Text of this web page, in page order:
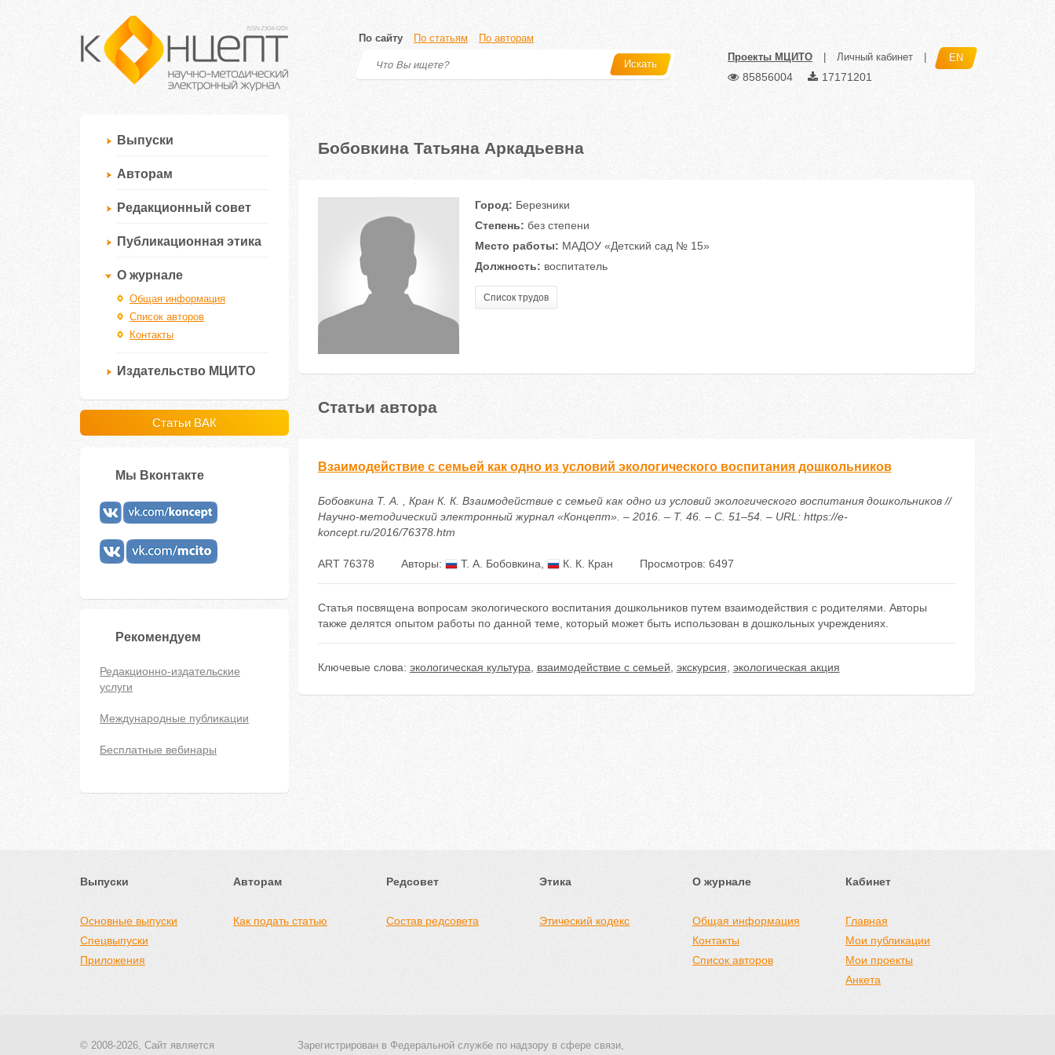
По сайту По статьям По авторам
Искать
Проекты МЦИТО Личный кабинет EN
85856004 17171201
Выпуски
Авторам
Редакционный совет
Публикационная этика
О журнале
Общая информация
Список авторов
Контакты
Издательство МЦИТО
Статьи ВАК
Мы Вконтакте
Рекомендуем
Редакционно-издательские
услуги
Международные публикации
Бесплатные вебинары
Бобовкина Татьяна Аркадьевна
Город: Березники
Степень: без степени
Место работы: МАДОУ «Детский сад № 15»
Должность: воспитатель
Список трудов
Статьи автора
Взаимодействие с семьей как одно из условий экологического воспитания дошкольников
Бобовкина Т. А. , Кран К. К. Взаимодействие с семьей как одно из условий экологического воспитания дошкольников //
Научно-методический электронный журнал «Концепт». – 2016. – Т. 46. – С. 51–54. – URL: https://e-
koncept.ru/2016/76378.htm
ART 76378 Авторы: Т. А. Бобовкина К. К. Кран Просмотров: 6497
Статья посвящена вопросам экологического воспитания дошкольников путем взаимодействия с родителями. Авторы
также делятся опытом работы по данной теме, который может быть использован в дошкольных учреждениях.
Ключевые слова: экологическая культура взаимодействие с семьей экскурсия экологическая акция
Выпуски
Основные выпуски
Спецвыпуски
Приложения
Авторам
Как подать статью
Редсовет
Состав редсовета
Этика
Этический кодекс
О журнале
Общая информация
Контакты
Список авторов
Кабинет
Главная
Мои публикации
Мои проекты
Анкета
© 2008-2026, Сайт является
Зарегистрирован в Федеральной службе по надзору в сфере связи,